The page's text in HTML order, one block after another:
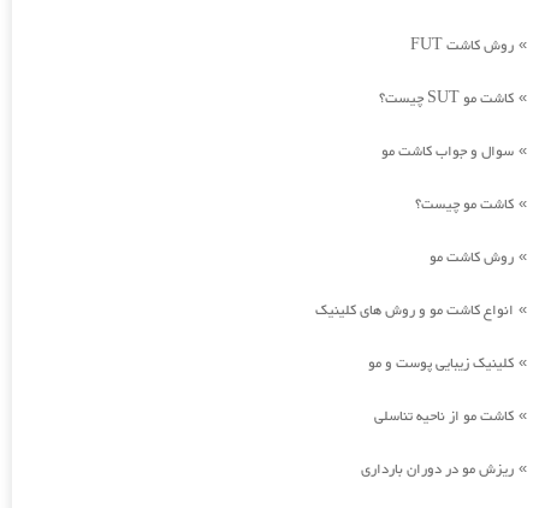
» روش کاشت FUT
» کاشت مو SUT چیست؟
» سوال و جواب کاشت مو
» کاشت مو چیست؟
» روش کاشت مو
» انواع کاشت مو و روش های کلینیک
» کلینیک زیبایی پوست و مو
» کاشت مو از ناحیه تناسلی
» ریزش مو در دوران بارداری